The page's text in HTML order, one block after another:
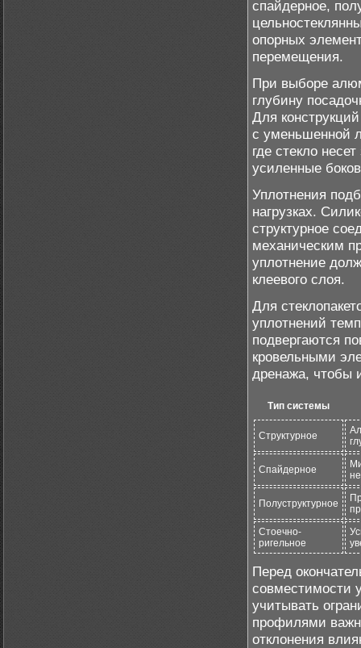
спайдерное,
опорных
перемещения.
При выборе
глубину
Для
с уменьшенной
где стекло
усиленные
Уплотнения
нагрузках.
структурное
механическим
уплотнение
клеевого слоя.
Для
уплотнений
подвергаются
кровельными
дренажа, чтобы
Тип системы
Структурное
Спайдерное
Полуструктурное
Стоечно-
ригельное
Перед
совместимости
учитывать
профилями
отклонения